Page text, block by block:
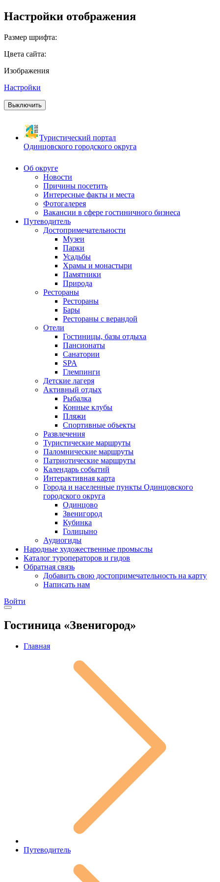
Настройки отображения
Размер шрифта:
Цвета сайта:
Изображения
Настройки
Выключить
Туристический портал
Одинцовского городского округа
Об округе
Новости
Причины посетить
Интересные факты и места
Фотогалерея
Вакансии в сфере гостиничного бизнеса
Путеводитель
Достопримечательности
Музеи
Парки
Усадьбы
Храмы и монастыри
Памятники
Природа
Рестораны
Рестораны
Бары
Рестораны с верандой
Отели
Гостиницы, базы отдыха
Пансионаты
Санатории
SPA
Глемпинги
Детские лагеря
Активный отдых
Рыбалка
Конные клубы
Пляжи
Спортивные объекты
Развлечения
Туристические маршруты
Паломнические маршруты
Патриотические маршруты
Календарь событий
Интерактивная карта
Города и населенные пункты Одинцовского
городского округа
Одинцово
Звенигород
Кубинка
Голицыно
Аудиогиды
Народные художественные промыслы
Каталог туроператоров и гидов
Обратная связь
Добавить свою достопримечательность на карту
Написать нам
Войти
Гостиница «Звенигород»
Главная
Путеводитель